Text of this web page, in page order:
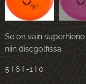
Se on vain
niin discgolfissa.
5 I 6 I -1 I 0